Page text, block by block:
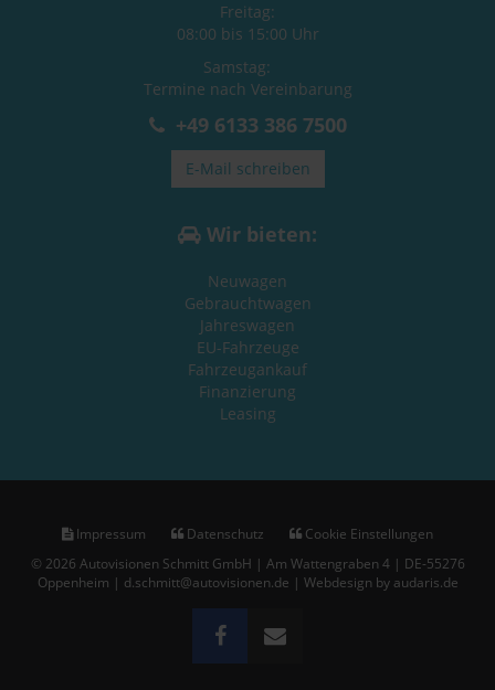
Freitag:
08:00 bis 15:00 Uhr
Samstag:
Termine nach Vereinbarung
+49 6133 386 7500
E-Mail schreiben
Wir bieten:
Neuwagen
Gebrauchtwagen
Jahreswagen
EU-Fahrzeuge
Fahrzeugankauf
Finanzierung
Leasing
Impressum Datenschutz
Cookie Einstellungen
© 2026 Autovisionen Schmitt GmbH | Am Wattengraben 4 | DE-55276
Oppenheim | d.schmitt@autovisionen.de | Webdesign by audaris.de